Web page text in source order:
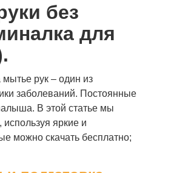
без
для
мытье рук – один из
заболеваний. Постоянные
В этой статье мы
яркие и
можно скачать бесплатно;